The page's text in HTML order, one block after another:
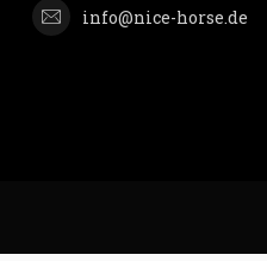
info@nice-horse.de